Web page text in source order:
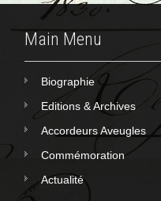
Main Menu
Biographie
Editions & Archives
Accordeurs Aveugles
Commémoration
Actualité